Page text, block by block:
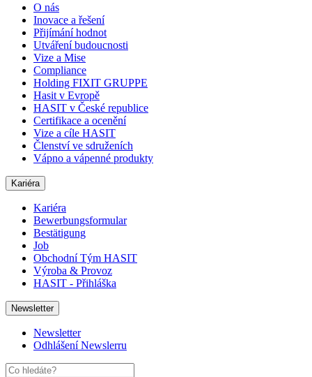
O nás
Inovace a řešení
Přijímání hodnot
Utváření budoucnosti
Vize a Mise
Compliance
Holding FIXIT GRUPPE
Hasit v Evropě
HASIT v České republice
Certifikace a ocenění
Vize a cíle HASIT
Členství ve sdruženích
Vápno a vápenné produkty
Kariéra
Kariéra
Bewerbungsformular
Bestätigung
Job
Obchodní Tým HASIT
Výroba & Provoz
HASIT - Přihláška
Newsletter
Newsletter
Odhlášení Newslerru